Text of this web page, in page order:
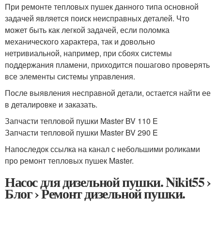
При ремонте тепловых пушек данного типа основной
задачей является поиск неисправных деталей. Что
может быть как легкой задачей, если поломка
механического характера, так и довольно
нетривиальной, например, при сбоях системы
поддержания пламени, приходится пошагово проверять
все элементы системы управления.
После выявления несправной детали, остается найти ее
в деталировке и заказать.
Запчасти тепловой пушки Master BV 110 E
Запчасти тепловой пушки Master BV 290 E
Напоследок ссылка на канал с небольшими роликами
про ремонт тепловых пушек Master.
Насос для дизельной пушки. Nikit55 ›
Блог › Ремонт дизельной пушки.